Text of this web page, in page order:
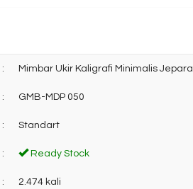
: Mimbar Ukir Kaligrafi Minimalis Jepara
: GMB-MDP 050
: Standart
: Ready Stock
: 2.474 kali